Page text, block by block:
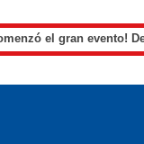
el gran evento!